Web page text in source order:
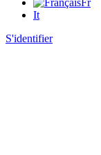
Fr
It
S'identifier